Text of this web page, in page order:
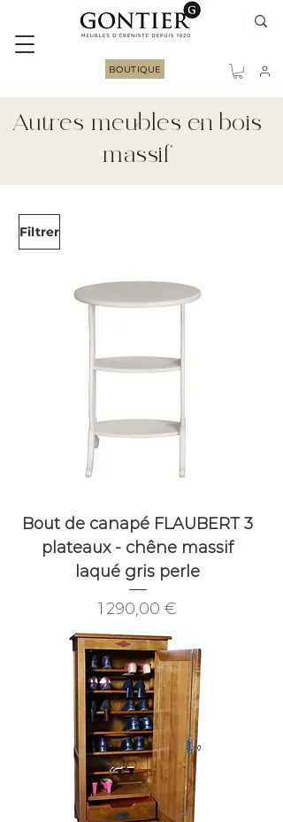
BOUTIQUE
Autres meubles en bois
massif
Filtrer
Bout de canapé FLAUBERT 3
plateaux - chêne massif
laqué gris perle
Prix
1 290,00 €